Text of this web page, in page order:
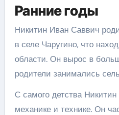
Ранние годы
Никитин Иван Саввич
в селе Чаругино, что
области. Он вырос в
родители занимались
С самого детства
механике и технике. Он